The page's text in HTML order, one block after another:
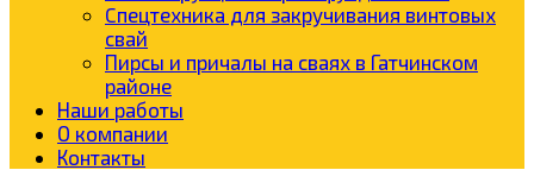
Cпецтехника для закручивания винтовых
свай
Пирсы и причалы на сваях в Гатчинском
районе
Наши работы
О компании
Контакты